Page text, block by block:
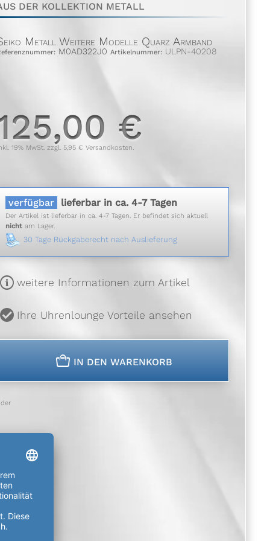
DER KOLLEKTION METALL
Metall Weitere Modelle Quarz Armband
M0AD322J0 Artikelnummer:ULPN-40208
€
19% MwSt. zzgl. 5,95 € Versandkosten.
verfügbar lieferbar in ca. 4-7 Tagen
Der Artikel ist lieferbar in ca. 4-7 Tagen. Er befindet sich aktuell
nichtam Lager.
30 Tage Rückgaberecht nach Auslieferung
weitere Informationen zum Artikel
Ihre Uhrenlounge Vorteile ansehen
n IN DEN WARENKORB